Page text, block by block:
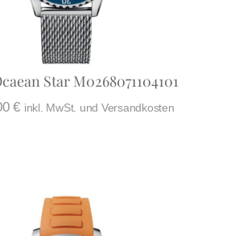
Star M0268071104101
€ inkl. MwSt. und Versandkosten